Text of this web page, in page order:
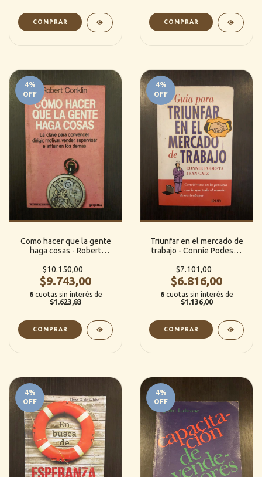
4%
OFF
Como hacer que la gente
haga cosas - Robert
$10.150,00
$9.743,00
6 cuotas sin interés de
$1.623,83
4%
OFF
Triunfar en el mercado de
trabajo - Connie Podesta,
$7.101,00
$6.816,00
6 cuotas sin interés de
$1.136,00
4%
OFF
4%
OFF